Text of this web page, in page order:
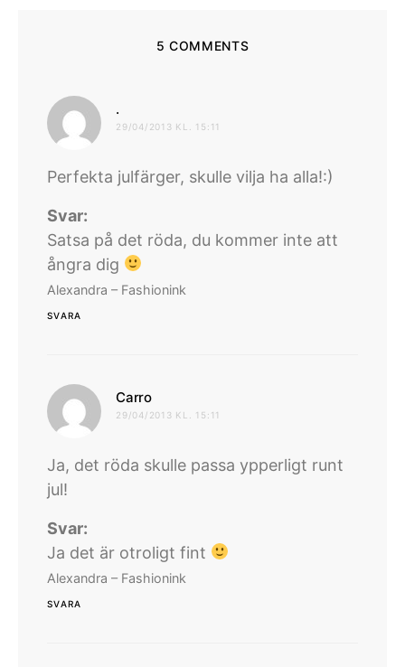
5 COMMENTS
.
29/04/2013 KL. 15:11
Perfekta julfärger, skulle vilja ha alla!:)
Svar:
Satsa på det röda, du kommer inte att
ångra dig
Alexandra – Fashionink
SVARA
Carro
29/04/2013 KL. 15:11
Ja, det röda skulle passa ypperligt runt
jul!
Svar:
Ja det är otroligt fint
Alexandra – Fashionink
SVARA